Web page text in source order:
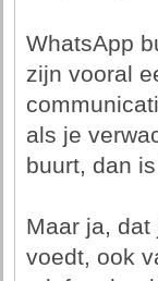
WhatsApp
zijn vooral
als je
buurt, dan
Maar ja,
voedt, ook